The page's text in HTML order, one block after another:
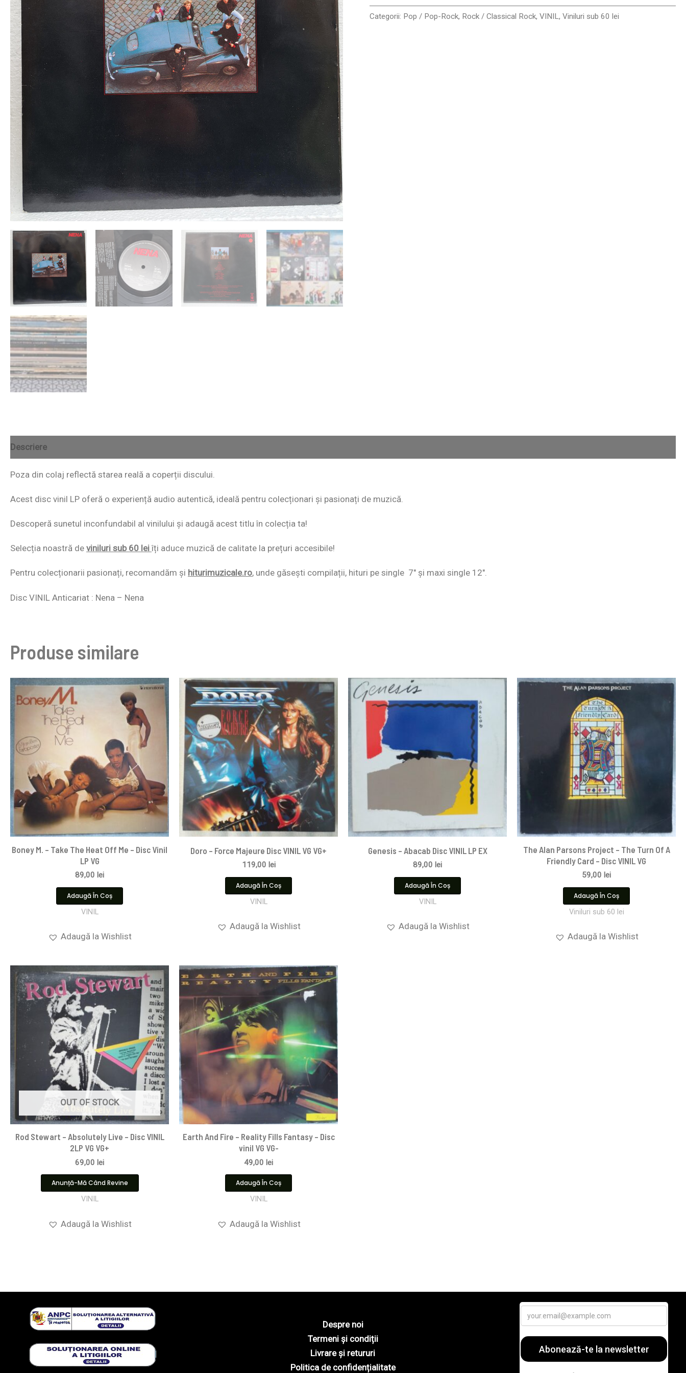
Categorii: Pop / Pop-Rock, Rock / Classical Rock,VINIL,Viniluri sub 60 lei
Descriere
Poza din colaj reflectă starea reală a coperții discului.
Acest disc vinil LP oferă o experiență audio autentică, ideală pentru colecționari și pasionați de muzică.
Descoperă sunetul inconfundabil al vinilului și adaugă acest titlu în colecția ta!
Selecția noastră de viniluri sub 60 lei îți aduce muzică de calitate la prețuri accesibile!
Pentru colecționarii pasionați, recomandăm și hiturimuzicale.ro, unde găsești compilații, hituri pe single 7″ și maxi single 12″.
Disc VINIL Anticariat : Nena – Nena
Produse similare
Boney M. – Take The Heat Off Me – Disc Vinil
LP VG
89,00 lei
Adaugă În Coș
VINIL
Adaugă la Wishlist
Doro – Force Majeure Disc VINIL VG VG+
119,00 lei
Adaugă În Coș
VINIL
Adaugă la Wishlist
Genesis – Abacab Disc VINIL LP EX
89,00 lei
Adaugă În Coș
VINIL
Adaugă la Wishlist
The Alan Parsons Project – The Turn Of A
Friendly Card – Disc VINIL VG
59,00 lei
Adaugă În Coș
Viniluri sub 60 lei
Adaugă la Wishlist
OUT OF STOCK
Rod Stewart – Absolutely Live – Disc VINIL
2LP VG VG+
69,00 lei
Anunță-Mă Când Revine
VINIL
Adaugă la Wishlist
Earth And Fire – Reality Fills Fantasy – Disc
vinil VG VG-
49,00 lei
Adaugă În Coș
VINIL
Adaugă la Wishlist
Despre noi
Termeni și condiții
Livrare și retururi
Politica de confidențialitate